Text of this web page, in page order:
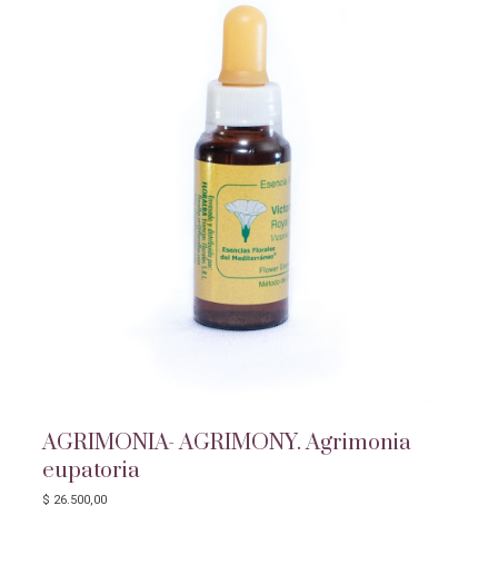
AGRIMONIA- AGRIMONY. Agrimonia
eupatoria
$ 26.500,00